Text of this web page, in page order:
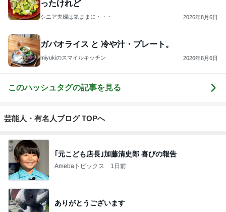
ったけれど
シニア夫婦は気ままに・・・ 2026年8月6日
ガパオライス と 冷や汁・プレート。
miyukiのスマイルキッチン 2026年8月6日
このハッシュタグの記事を見る
芸能人・有名人ブログ TOPへ
｢元こども店長｣加藤清史郎 喜びの報告
Amebaトピックス 1日前
ありがとうございます